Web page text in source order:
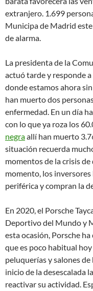
extranjero. 1.699
Municipa de Madrid
de alarma.
La presidenta de la
actuó tarde y responde
donde estamos ahora
han muerto dos
enfermedad. En un día
con lo que ya roza los
negraallí han muerto
situación recuerda
momentos de la crisis
momento, los
periférica y compran la
En 2020, el Porsche
Deportivo del Mundo y
esta ocasión, Porsche
que es poco habitual
peluquerías y salones
inicio de la desescalada
reactivar su actividad.